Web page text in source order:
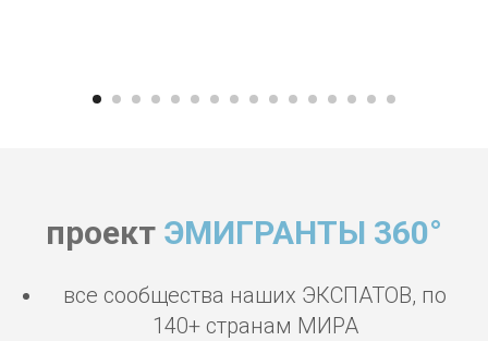
проект ЭМИГРАНТЫ 360°
все сообщества наших ЭКСПАТОВ, по
140+ странам МИРА